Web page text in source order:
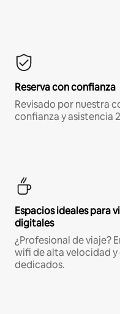
Reserva con confianza
Revisado por nuestra
confianza y asistencia
Espacios ideales para
digitales
¿Profesional de viaje?
wifi de alta velocidad
dedicados.